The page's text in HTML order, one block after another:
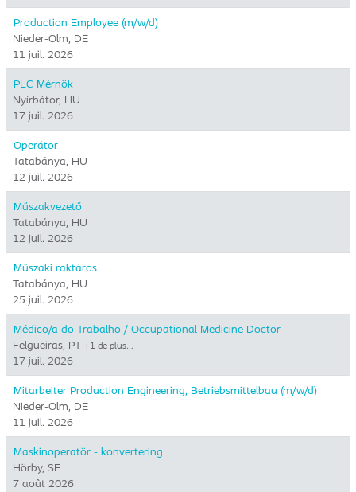
Production Employee (m/w/d)
Nieder-Olm, DE
11 juil. 2026
PLC Mérnök
Nyírbátor, HU
17 juil. 2026
Operátor
Tatabánya, HU
12 juil. 2026
Műszakvezető
Tatabánya, HU
12 juil. 2026
Műszaki raktáros
Tatabánya, HU
25 juil. 2026
Médico/a do Trabalho / Occupational Medicine Doctor
Felgueiras, PT +1 de plus…
17 juil. 2026
Mitarbeiter Production Engineering, Betriebsmittelbau (m/w/d)
Nieder-Olm, DE
11 juil. 2026
Maskinoperatör - konvertering
Hörby, SE
7 août 2026